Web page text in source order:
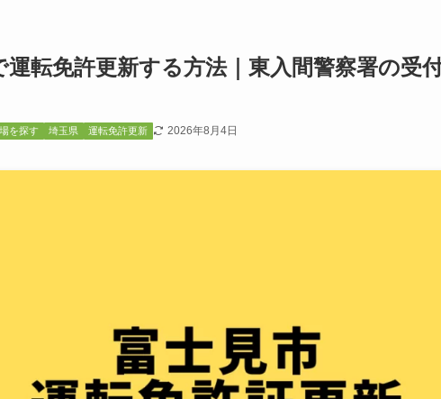
運転免許更新する方法｜東入間警察署の受
を探す 埼玉県 運転免許更新 2026年8月4日